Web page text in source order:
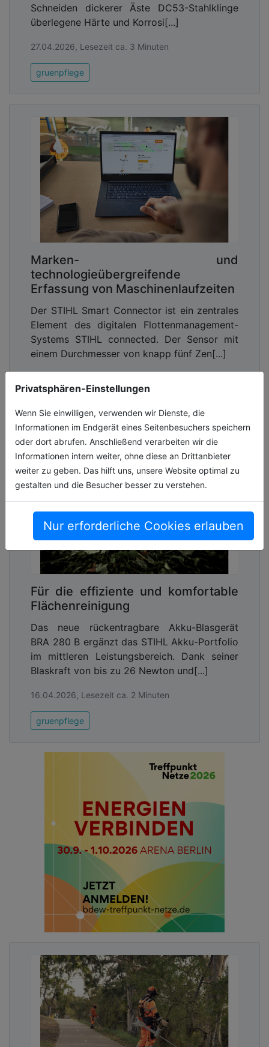
Privatsphären-Einstellungen
Wenn Sie einwilligen, verwenden wir Dienste, die
Informationen im Endgerät eines Seitenbesuchers speichern
oder dort abrufen. Anschließend verarbeiten wir die
Informationen intern weiter, ohne diese an Drittanbieter
weiter zu geben. Das hilft uns, unsere Website optimal zu
gestalten und die Besucher besser zu verstehen.
Nur erforderliche Cookies erlauben
Schneiden dickerer Äste DC53-Stahlklinge
überlegene Härte und Korrosi[...]
27.04.2026, Lesezeit ca. 3 Minuten
gruenpflege
Marken- und
technologieübergreifende
Erfassung von Maschinenlaufzeiten
Der STIHL Smart Connector ist ein zentrales
Element des digitalen Flottenmanagement-
Systems STIHL connected. Der Sensor mit
einem Durchmesser von knapp fünf Zen[...]
Für die effiziente und komfortable
Flächenreinigung
Das neue rückentragbare Akku-Blasgerät
BRA 280 B ergänzt das STIHL Akku-Portfolio
im mittleren Leistungsbereich. Dank seiner
Blaskraft von bis zu 26 Newton und[...]
16.04.2026, Lesezeit ca. 2 Minuten
gruenpflege